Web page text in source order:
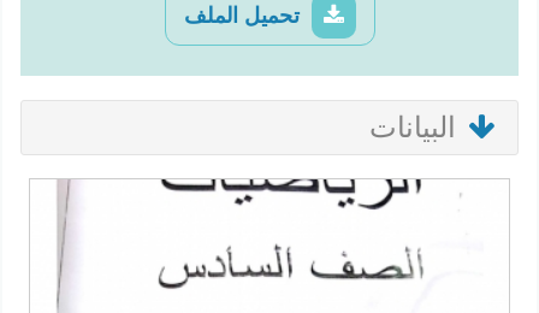
تحميل الملف
البيانات